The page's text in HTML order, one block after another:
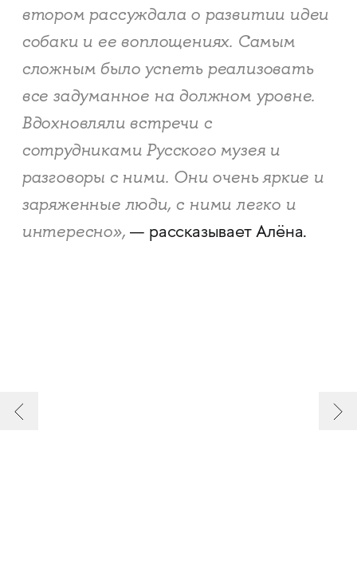
втором рассуждала о развитии идеи
собаки и ее воплощениях. Самым
сложным было успеть реализовать
все задуманное на должном уровне.
Вдохновляли встречи с
сотрудниками Русского музея и
разговоры с ними. Они очень яркие и
заряженные люди, с ними легко и
интересно», — рассказывает Алёна.